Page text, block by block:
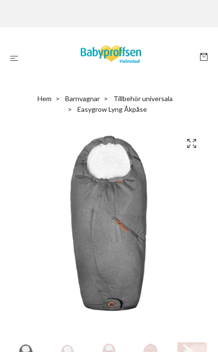
Hem Barnvagnar
Tillbehör universala
Easygrow Lyng Åkpåse